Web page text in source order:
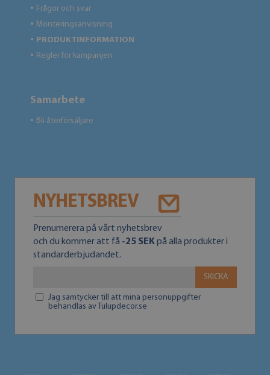
● Frågor och svar
● Monteringsanvisning
● PRODUKTINFORMATION
● Regler för kampanjen
Samarbete
● Bli återförsäljare
NYHETSBREV
Prenumerera på vårt nyhetsbrev
och du kommer att få -25 SEKpå alla produkter i
standarderbjudandet.
SKICKA
Jag samtycker till att mina personuppgifter
behandlas av Tulupdecor.se